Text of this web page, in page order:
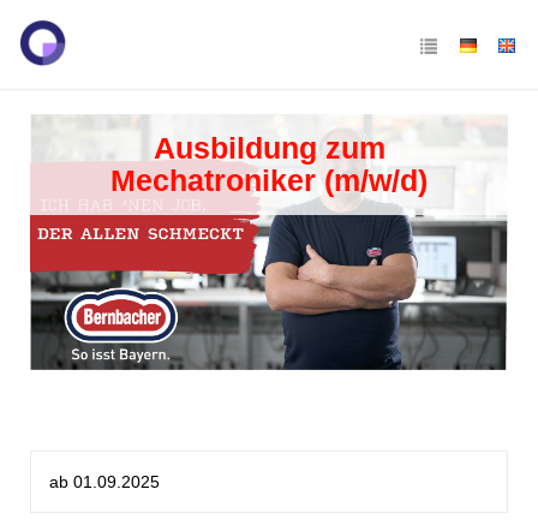
Ausbildung zum
Mechatroniker (m/w/d)
ab 01.09.2025